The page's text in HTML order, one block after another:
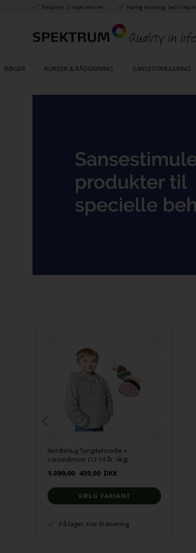
Returret 21 dages returret Hurtig levering Dag til dag
BØGER KURSER & RÅDGIVNING SANSESTIMULERING
NordicHug Tyngdehoodie +
sansedimser (12-14 år, 4kg)
1.399,00 499,00 DKK
VÆLG VARIANT
På lager, klar til levering